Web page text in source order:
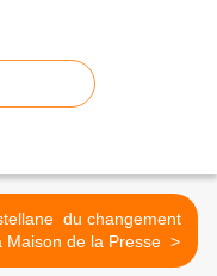
du changement
à la Maison de la Presse >